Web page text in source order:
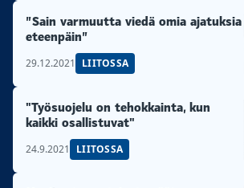
”Sain varmuutta viedä omia ajatuksia
eteenpäin”
29.12.2021 LIITOSSA
"Työsuojelu on tehokkainta, kun
kaikki osallistuvat"
24.9.2021 LIITOSSA